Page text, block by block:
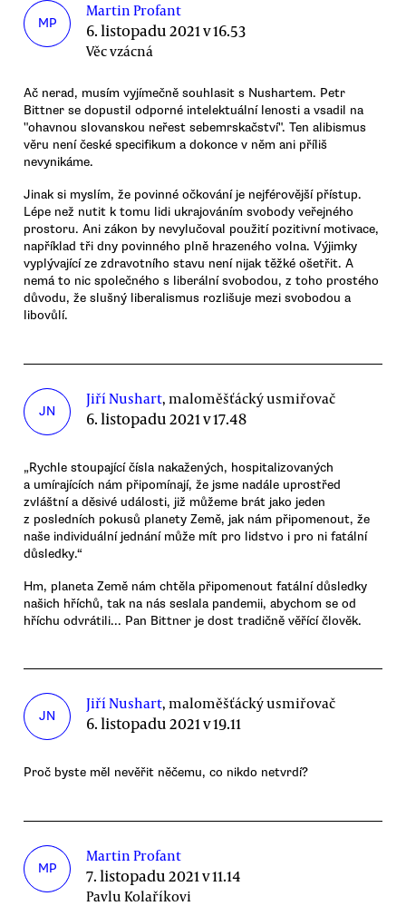
MP
Martin Profant
6. listopadu 2021 v 16.53
Věc vzácná
Ač nerad, musím vyjímečně souhlasit s Nushartem. Petr
Bittner se dopustil odporné intelektuální lenosti a vsadil na
"ohavnou slovanskou neřest sebemrskačství". Ten alibismus
věru není české specifikum a dokonce v něm ani příliš
nevynikáme.
Jinak si myslím, že povinné očkování je nejférovější přístup.
Lépe než nutit k tomu lidi ukrajováním svobody veřejného
prostoru. Ani zákon by nevylučoval použití pozitivní motivace,
například tři dny povinného plně hrazeného volna. Výjimky
vyplývající ze zdravotního stavu není nijak těžké ošetřit. A
nemá to nic společného s liberální svobodou, z toho prostého
důvodu, že slušný liberalismus rozlišuje mezi svobodou a
libovůlí.
JN
Jiří Nushart, maloměšťácký usmiřovač
6. listopadu 2021 v 17.48
„Rychle stoupající čísla nakažených, hospitalizovaných
a umírajících nám připomínají, že jsme nadále uprostřed
zvláštní a děsivé události, již můžeme brát jako jeden
z posledních pokusů planety Země, jak nám připomenout, že
naše individuální jednání může mít pro lidstvo i pro ni fatální
důsledky.“
Hm, planeta Země nám chtěla připomenout fatální důsledky
našich hříchů, tak na nás seslala pandemii, abychom se od
hříchu odvrátili... Pan Bittner je dost tradičně věřící člověk.
JN
Jiří Nushart, maloměšťácký usmiřovač
6. listopadu 2021 v 19.11
Proč byste měl nevěřit něčemu, co nikdo netvrdí?
MP
Martin Profant
7. listopadu 2021 v 11.14
Pavlu Kolaříkovi